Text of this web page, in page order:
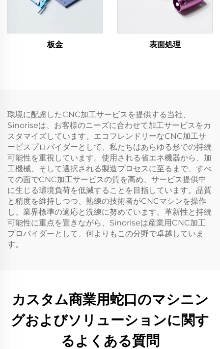
板金 表面処理
環境に配慮したCNC加工サービスを提供する当社、
Sinoriseは、お客様のニーズに合わせて加工サービスをカ
スタマイズしています。エコフレンドリーなCNC加工サ
ービスプロバイダーとして、私たちはあらゆる形での持続
可能性を重視しています。使用される省エネ機器から、加
工機械、そして選択される製造プロセスに至るまで、すべ
ての面でCNC加工サービスの質を高め、サービス提供中
に生じる環境負荷を低減することを目指しています。品質
と精度を維持しつつ、熟練の技術者がCNCマシンを操作
し、業界標準の適応と洗練に努めています。革新性と持続
可能性に重点を置きながら、Sinoriseは産業用CNC加工
プロバイダーとして、何よりもこの分野で卓越していま
す。
カスタム商業用蛇口のマシニン
グおよびソリューションに関す
るよくある質問